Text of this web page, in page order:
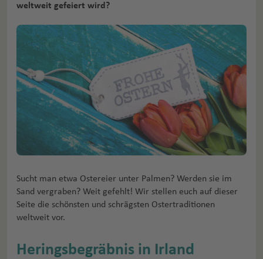
weltweit gefeiert wird?
Sucht man etwa Ostereier unter Palmen? Werden sie im
Sand vergraben? Weit gefehlt! Wir stellen euch auf dieser
Seite die schönsten und schrägsten Ostertraditionen
weltweit vor.
Heringsbegräbnis in Irland